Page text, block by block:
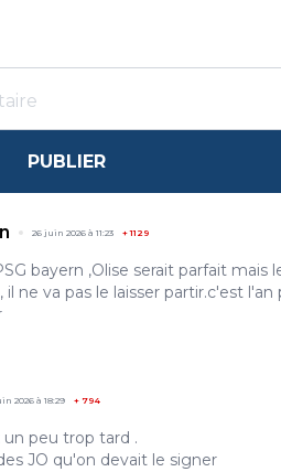
PUBLIER
26 juin 2026 à 11:23 +1129
bayern ,Olise serait parfait mais
ne va pas le laisser partir.c'est l'an
2026 à 18:29 + 794
peu trop tard .
JO qu'on devait le signer